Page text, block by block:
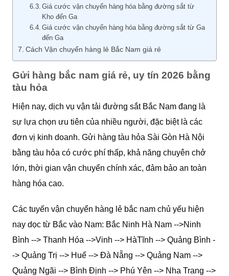
Giá cước vận chuyển hàng hóa bằng đường sắt từ
Kho đến Ga
Giá cước vận chuyển hàng hóa bằng đường sắt từ Ga
đến Ga
Cách Vận chuyển hàng lẻ Bắc Nam giá rẻ
Gửi hàng bắc nam giá rẻ, uy tín 2026 bằng
tàu hỏa
Hiện nay, dịch vụ vận tải đường sắt Bắc Nam đang là
sự lựa chọn ưu tiên của nhiều người, đặc biệt là các
đơn vị kinh doanh. Gửi hàng tàu hỏa Sài Gòn Hà Nội
bằng tàu hỏa có cước phí thấp, khả năng chuyên chở
lớn, thời gian vận chuyển chính xác, đảm bảo an toàn
hàng hóa cao.
Các tuyến vận chuyển hàng lẻ bắc nam chủ yếu hiện
nay dọc từ Bắc vào Nam: Bắc Ninh Hà Nam -->Ninh
Bình --> Thanh Hóa -->Vinh --> HàTĩnh --> Quảng Bình -
-> Quảng Trị --> Huế --> Đà Nẵng --> Quảng Nam -->
Quảng Ngãi --> Bình Định --> Phú Yên --> Nha Trang -->